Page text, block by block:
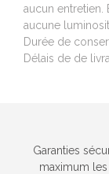
aucun entretien.
aucune
Durée de
Délais de de
Garanties
maximum